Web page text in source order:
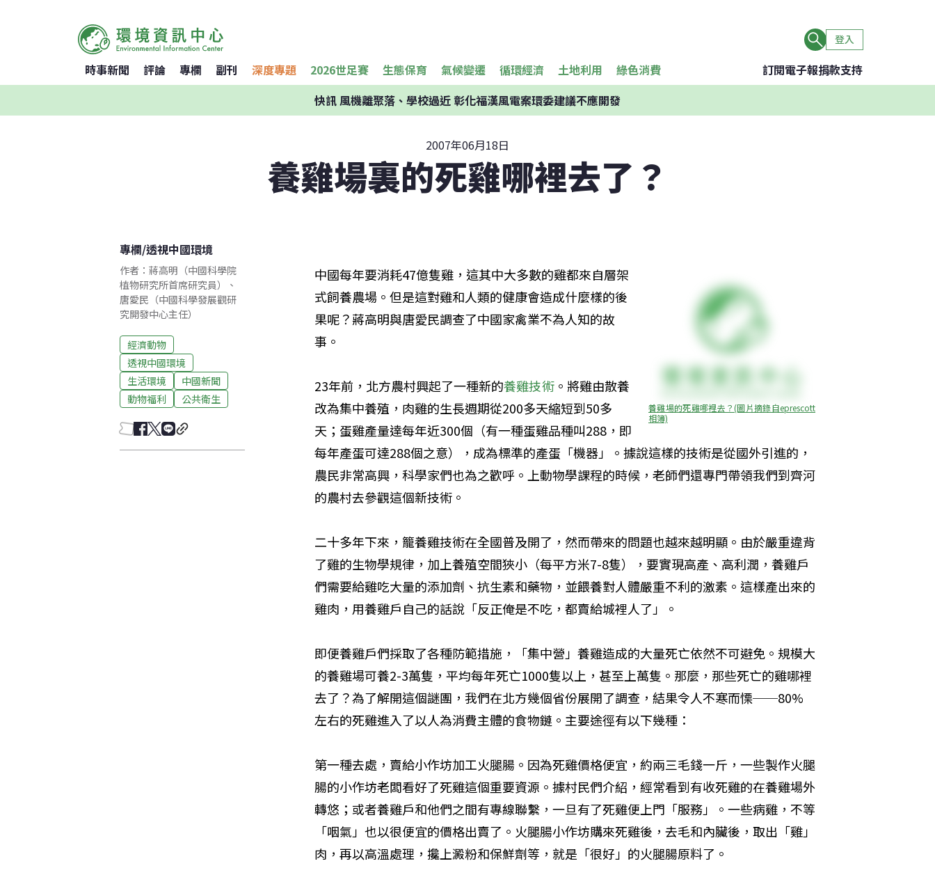
登入
時事新聞 評論 專欄 副刊 深度專題 2026世足賽 生態保育 氣候變遷 循環經濟 土地利用 綠色消費 訂閱電子報捐款支持
快訊風機離聚落、學校過近 彰化福漢風電案環委建議不應開發
2007年06月18日
養雞場裏的死雞哪裡去了？
專欄/透視中國環境
作者：蔣高明（中國科學院
植物研究所首席研究員）、
唐愛民（中國科學發展觀研
究開發中心主任）
經濟動物
透視中國環境
生活環境
中國新聞
動物福利
公共衛生
養雞場的死雞哪裡去？(圖片摘錄自eprescott
相簿)
中國每年要消耗47億隻雞，這其中大多數的雞都來自層架
式飼養農場。但是這對雞和人類的健康會造成什麼樣的後
果呢？蔣高明與唐愛民調查了中國家禽業不為人知的故
事。
23年前，北方農村興起了一種新的養雞技術。將雞由散養
改為集中養殖，肉雞的生長週期從200多天縮短到50多
天；蛋雞產量達每年近300個（有一種蛋雞品種叫288，即
每年產蛋可達288個之意），成為標準的產蛋「機器」。據說這樣的技術是從國外引進的，
農民非常高興，科學家們也為之歡呼。上動物學課程的時候，老師們還專門帶領我們到齊河
的農村去參觀這個新技術。
二十多年下來，籠養雞技術在全國普及開了，然而帶來的問題也越來越明顯。由於嚴重違背
了雞的生物學規律，加上養殖空間狹小（每平方米7-8隻），要實現高產、高利潤，養雞戶
們需要給雞吃大量的添加劑、抗生素和藥物，並餵養對人體嚴重不利的激素。這樣產出來的
雞肉，用養雞戶自己的話說「反正俺是不吃，都賣給城裡人了」。
即便養雞戶們採取了各種防範措施，「集中營」養雞造成的大量死亡依然不可避免。規模大
的養雞場可養2-3萬隻，平均每年死亡1000隻以上，甚至上萬隻。那麼，那些死亡的雞哪裡
去了？為了解開這個謎團，我們在北方幾個省份展開了調查，結果令人不寒而慄──80%
左右的死雞進入了以人為消費主體的食物鏈。主要途徑有以下幾種：
第一種去處，賣給小作坊加工火腿腸。因為死雞價格便宜，約兩三毛錢一斤，一些製作火腿
腸的小作坊老闆看好了死雞這個重要資源。據村民們介紹，經常看到有收死雞的在養雞場外
轉悠；或者養雞戶和他們之間有專線聯繫，一旦有了死雞便上門「服務」。一些病雞，不等
「咽氣」也以很便宜的價格出賣了。火腿腸小作坊購來死雞後，去毛和內臟後，取出「雞」
肉，再以高溫處理，攙上澱粉和保鮮劑等，就是「很好」的火腿腸原料了。